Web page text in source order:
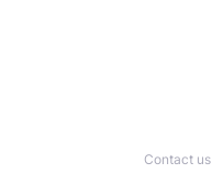
Contact us